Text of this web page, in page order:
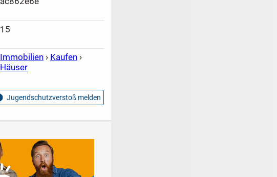
15
Immobilien › Kaufen ›
Häuser
Jugendschutzverstoß melden